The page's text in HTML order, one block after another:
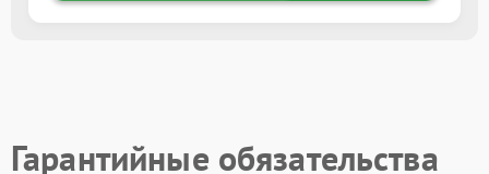
Гарантийные обязательства